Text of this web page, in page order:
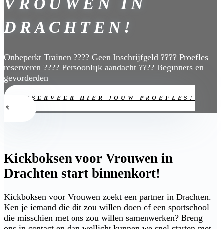
VROUWEN IN
DRACHTEN!
Onbeperkt Trainen ???? Geen Inschrijfgeld ???? Proefles
reserveren ???? Persoonlijk aandacht ???? Beginners en
gevorderden
RESERVEER HIER JOUW PROEFLES!
Kickboksen voor Vrouwen in
Drachten start binnenkort!
Kickboksen voor Vrouwen zoekt een partner in Drachten.
Ken je iemand die dit zou willen doen of een sportschool
die misschien met ons zou willen samenwerken? Breng